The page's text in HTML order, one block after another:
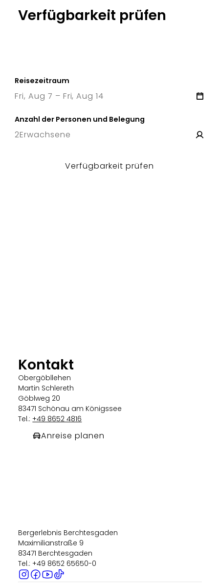
Verfügbarkeit prüfen
Reisezeitraum
Fri, Aug 7 – Fri, Aug 14
Anzahl der Personen und Belegung
2Erwachsene
Verfügbarkeit prüfen
Kontakt
Obergöbllehen
Martin Schlereth
Göblweg 20
83471 Schönau am Königssee
Tel.:+49 8652 4816
Anreise planen
Bergerlebnis Berchtesgaden
Maximilianstraße 9
83471 Berchtesgaden
Tel.: +49 8652 65650-0